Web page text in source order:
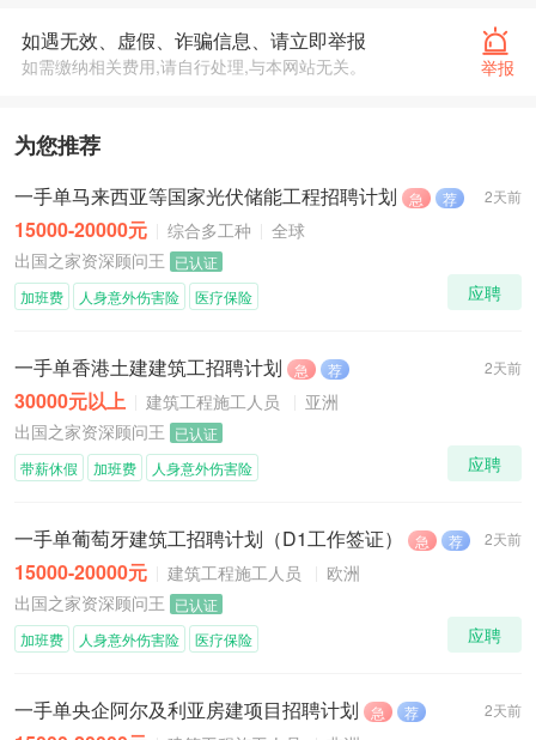
举报
如遇无效、虚假、诈骗信息、请立即举报
如需缴纳相关费用,请自行处理,与本网站无关。
为您推荐
2天前
一手单马来西亚等国家光伏储能工程招聘计划 急 荐
15000-20000元 综合多工种
全球
出国之家资深顾问王 已认证
应聘
加班费 人身意外伤害险 医疗保险
2天前
一手单香港土建建筑工招聘计划 急 荐
30000元以上 建筑工程施工人员
亚洲
出国之家资深顾问王 已认证
应聘
带薪休假 加班费 人身意外伤害险
2天前
一手单葡萄牙建筑工招聘计划（D1工作签证） 急 荐
15000-20000元 建筑工程施工人员
欧洲
出国之家资深顾问王 已认证
应聘
加班费 人身意外伤害险 医疗保险
2天前
一手单央企阿尔及利亚房建项目招聘计划 急 荐